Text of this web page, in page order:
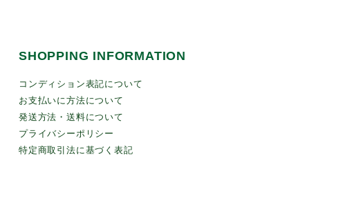
SHOPPING INFORMATION
コンディション表記について
お支払いに方法について
発送方法・送料について
プライバシーポリシー
特定商取引法に基づく表記